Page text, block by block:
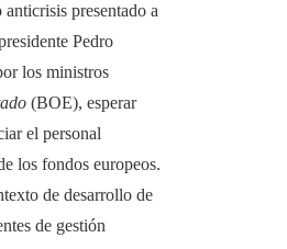
presentado a
Pedro
los ministros
(BOE), esperar
el personal
los fondos europeos.
de desarrollo de
de gestión